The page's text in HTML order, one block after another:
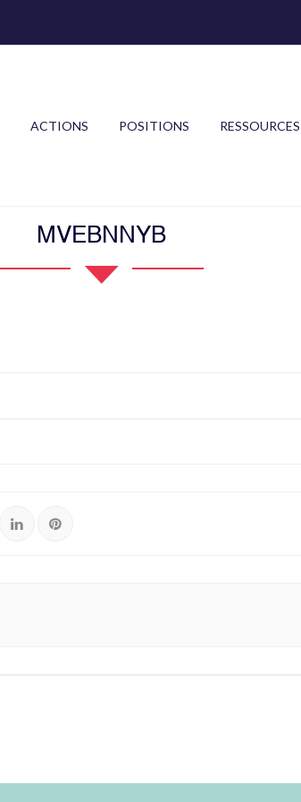
ACTIONS POSITIONS RESSOURCES
MVEBNNYB